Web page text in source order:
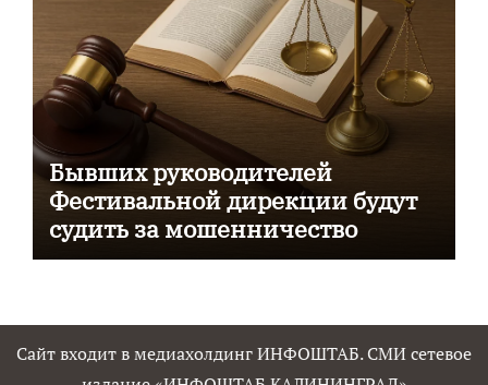
Бывших руководителей
Фестивальной дирекции будут
судить за мошенничество
Сайт входит в медиахолдинг ИНФОШТАБ. СМИ сетевое